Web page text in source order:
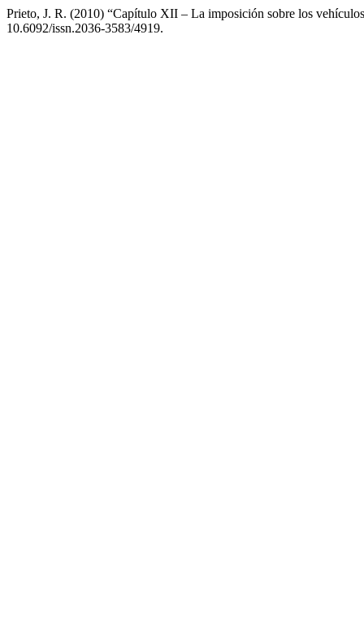
Prieto, J. R. (2010) “Capítulo XII – La imposición sobre los
10.6092/issn.2036-3583/4919.